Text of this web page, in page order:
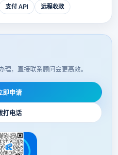
支付 API 远程收款
，直接联系顾问会更高效。
即申请
打电话